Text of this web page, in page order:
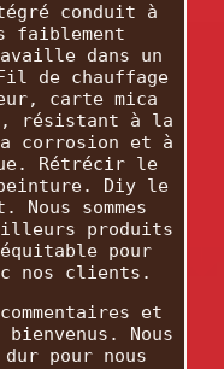
conduit à
faiblement
dans un
de chauffage
carte mica
résistant à la
corrosion et à
Rétrécir le
Diy le
sommes
produits
pour
nos clients.
et
Nous
pour nous